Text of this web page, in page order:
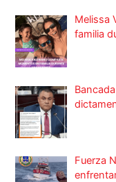
Melissa
familia
Fuerza